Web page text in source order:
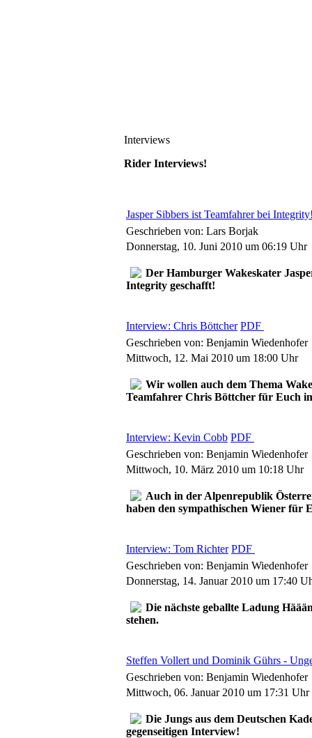
Interviews
Rider Interviews!
Jasper Sibbers ist Teamfahrer bei
Geschrieben von: Lars Borjak
Donnerstag, 10. Juni 2010 um 06:19 Uhr
Der Hamburger Wakeskater
Integrity geschafft!
Interview: Chris Böttcher PDF
Geschrieben von: Benjamin Wiedenhofer
Mittwoch, 12. Mai 2010 um 18:00 Uhr
Wir wollen auch dem Thema
Teamfahrer Chris Böttcher für Euch
Interview: Kevin Cobb PDF
Geschrieben von: Benjamin Wiedenhofer
Mittwoch, 10. März 2010 um 10:18 Uhr
Auch in der Alpenrepublik
haben den sympathischen Wiener für
Interview: Tom Richter PDF
Geschrieben von: Benjamin Wiedenhofer
Donnerstag, 14. Januar 2010 um 17:40
Die nächste geballte Ladung
stehen.
Steffen Vollert und Dominik Gührs -
Geschrieben von: Benjamin Wiedenhofer
Mittwoch, 06. Januar 2010 um 17:31 Uhr
Die Jungs aus dem Deutschen
gegenseitigen Interview!